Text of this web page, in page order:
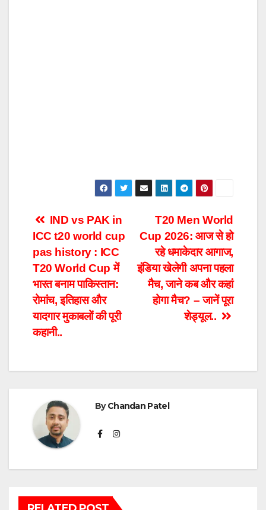
Post
navigation
T20 Men World
Cup 2026: आज से हो
रहे धमाकेदार आगाज,
इंडिया खेलेगी अपना पहला
मैच, जाने कब और कहां
होगा मैच? – जानें पूरा
शेड्यूल..
IND vs PAK in
ICC t20 world cup
pas history : ICC
T20 World Cup में
भारत बनाम पाकिस्तान:
रोमांच, इतिहास और
यादगार मुकाबलों की पूरी
कहानी..
ByChandan Patel